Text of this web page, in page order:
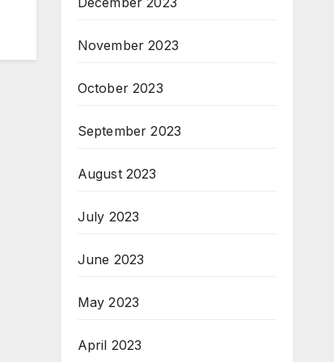
November 2023
October 2023
September 2023
August 2023
July 2023
June 2023
May 2023
April 2023